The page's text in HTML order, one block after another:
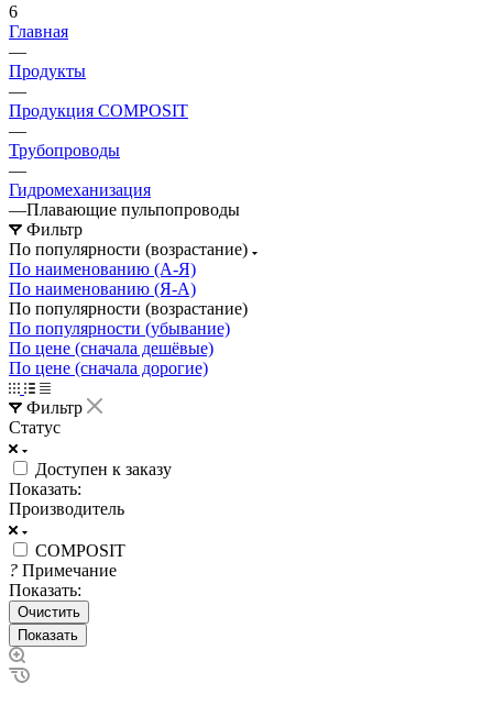
6
Главная
—
Продукты
—
Продукция COMPOSIT
—
Трубопроводы
—
Гидромеханизация
—Плавающие пульпопроводы
Фильтр
По популярности (возрастание)
По наименованию (А-Я)
По наименованию (Я-А)
По популярности (возрастание)
По популярности (убывание)
По цене (сначала дешёвые)
По цене (сначала дорогие)
Фильтр
Статус
Доступен к заказу
Показать:
Производитель
COMPOSIT
? Примечание
Показать:
Очистить